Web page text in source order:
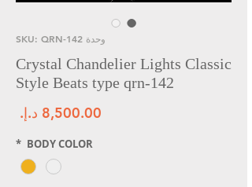
وحدة SKU: QRN-142
Crystal Chandelier Lights Classic
Style Beats type qrn-142
BODY COLOR
*